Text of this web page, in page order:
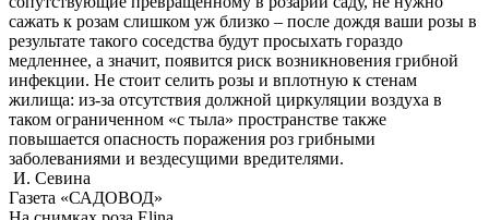
сажать к розам слишком уж близко – после дождя ваши розы в
результате такого соседства будут просыхать гораздо
медленнее, а значит, появится риск возникновения грибной
инфекции. Не стоит селить розы и вплотную к стенам
жилища: из-за отсутствия должной циркуляции воздуха в
таком ограниченном «с тыла» пространстве также
повышается опасность поражения роз грибными
заболеваниями и вездесущими вредителями.
И. Севина
Газета «САДОВОД»